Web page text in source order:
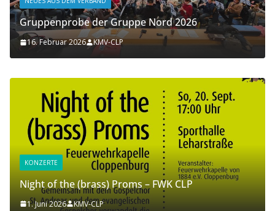
Gruppenprobe der Gruppe Nord 2026
16. Februar 2026 KMV-CLP
KONZERTE
Night of the (brass) Proms – FWK CLP
1. Juni 2026 KMV-CLP